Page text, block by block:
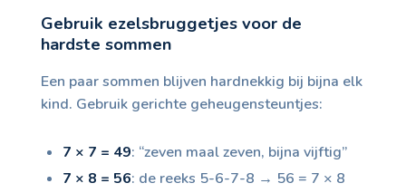
Gebruik ezelsbruggetjes voor de
hardste sommen
Een paar sommen blijven hardnekkig bij bijna elk
kind. Gebruik gerichte geheugensteuntjes:
7 × 7 = 49: “zeven maal zeven, bijna vijftig”
7 × 8 = 56: de reeks 5-6-7-8 → 56 = 7 × 8